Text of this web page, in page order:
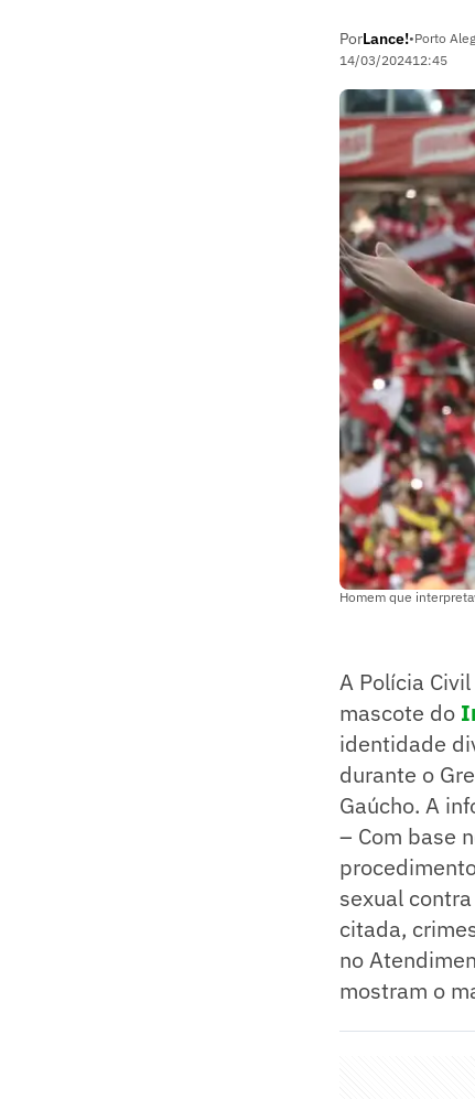
PorLance!•Porto
14/03/202412:45
Homem que
A Polícia
mascote do
identidade
durante o
Gaúcho. A
– Com base
sexual
citada,
no
mostram o